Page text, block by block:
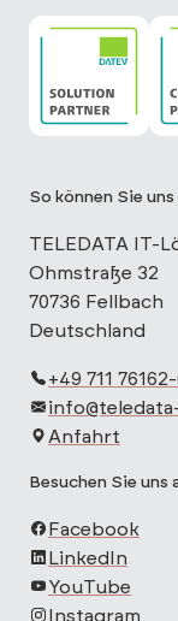
So können Sie
TELEDATA IT-
Ohmstraße 32
70736 Fellbach
Deutschland
+49 711
Anfahrt
Besuchen Sie uns
Facebook
LinkedIn
YouTube
Instagram